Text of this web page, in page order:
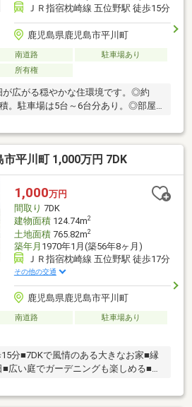
ＪＲ指宿枕崎線 五位野駅 徒歩15分
鹿児島県鹿児島市平川町
南道路
駐車場あり
所有権
広がる穏やかな住環境です。◎約
。駐車場は5台～6台分あり。◎部屋
市平川町 1,000万円 7DK
1,000万円
間取り 7DK
建物面積124.74m2
土地面積765.82m2
築年月 1970年1月(築56年8ヶ月)
ＪＲ指宿枕崎線 五位野駅 徒歩17分
その他の交通
鹿児島県鹿児島市平川町
南道路
駐車場あり
分■7DKで風情のある大きなお家■縁
広い庭でガーデニングも楽しめる■海